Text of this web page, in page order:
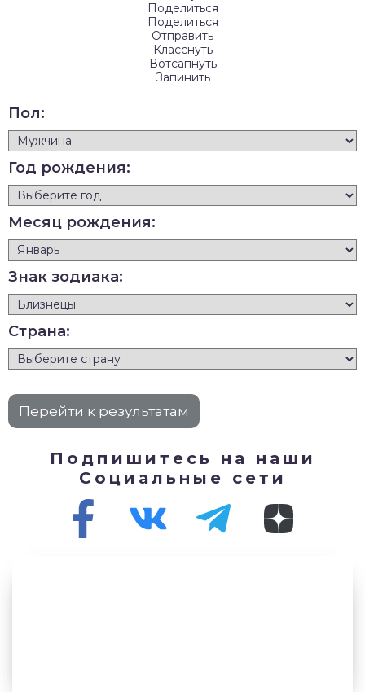
Поделиться
Поделиться
Отправить
Класснуть
Вотсапнуть
Запинить
Пол:
Год рождения:
Месяц рождения:
Знак зодиака:
Страна:
Подпишитесь на наши
Социальные сети